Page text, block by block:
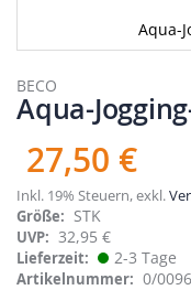
Aqua-
Anfang
der
Bildergalerie
BECO
Aqua-
27,50 €
Inkl. 19% Steuern,exkl.
Größe
STK
UVP: 32,95 €
Lieferzeit 2-3 Tage
Artikelnummer 0/